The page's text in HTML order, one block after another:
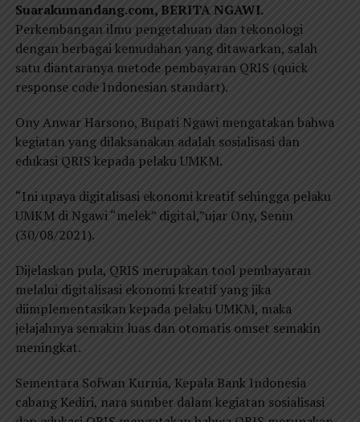
Suarakumandang.com, BERITA NGAWI.
Perkembangan ilmu pengetahuan dan tekonologi
dengan berbagai kemudahan yang ditawarkan, salah
satu diantaranya metode pembayaran QRIS (quick
response code Indonesian standart).
Ony Anwar Harsono, Bupati Ngawi mengatakan bahwa
kegiatan yang dilaksanakan adalah sosialisasi dan
edukasi QRIS kepada pelaku UMKM.
“Ini upaya digitalisasi ekonomi kreatif sehingga pelaku
UMKM di Ngawi “melek” digital,”ujar Ony, Senin
(30/08/2021).
Dijelaskan pula, QRIS merupakan tool pembayaran
melalui digitalisasi ekonomi kreatif yang jika
diimplementasikan kepada pelaku UMKM, maka
jelajahnya semakin luas dan otomatis omset semakin
meningkat.
Sementara Sofwan Kurnia, Kepala Bank Indonesia
cabang Kediri, nara sumber dalam kegiatan sosialisasi